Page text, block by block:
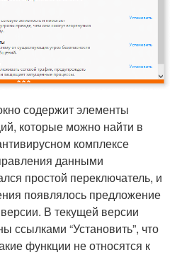
содержит элементы
которые можно найти в
комплексе
данными
простой переключатель, и
появлялось предложение
В текущей версии
ссылками “Установить”, что
функции не относятся к